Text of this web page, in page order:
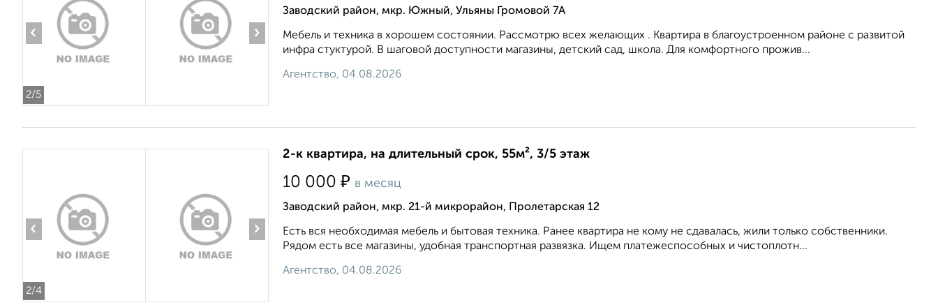
2/5
‹ ›
Заводский район, мкр. Южный, Ульяны Громовой 7А
Мебель и техника в хорошем состоянии. Рассмотрю всех желающих . Квартира в благоустроенном районе с развитой
инфра стуктурой. В шаговой доступности магазины, детский сад, школа. Для комфортного прожив...
Агентство, 04.08.2026
2/4
‹ ›
2-к квартира, на длительный срок, 55м², 3/5 этаж
10 000 ₽ в месяц
Заводский район, мкр. 21-й микрорайон, Пролетарская 12
Есть вся необходимая мебель и бытовая техника. Ранее квартира не кому не сдавалась, жили только собственники.
Рядом есть все магазины, удобная транспортная развязка. Ищем платежеспособных и чистоплотн...
Агентство, 04.08.2026